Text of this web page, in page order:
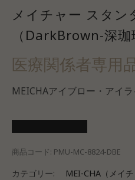
メイチャー スタン
（DarkBrown-深珈
医療関係者専用
MEICHAアイブロー・アイ
商品コード: PMU-MC-8824-DBE
カテゴリー: MEI-CHA（メイチ